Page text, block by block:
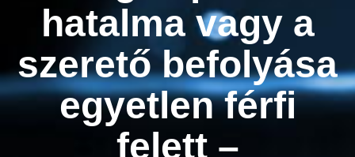
hatalma vagy a
szerető befolyása
egyetlen férfi
felett –